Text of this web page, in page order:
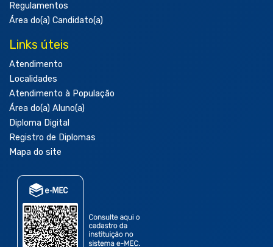
Regulamentos
Área do(a) Candidato(a)
Links úteis
Atendimento
Localidades
Atendimento à População
Área do(a) Aluno(a)
Diploma Digital
Registro de Diplomas
Mapa do site